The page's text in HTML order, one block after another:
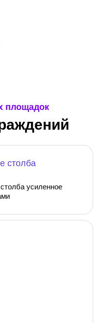
площадок
усиленное